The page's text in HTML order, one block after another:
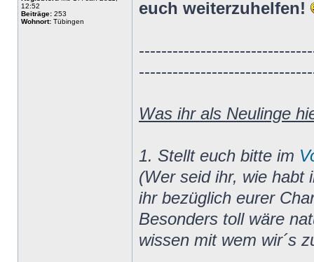
12:52
Beiträge: 253
Wohnort: Tübingen
euch weiterzuhelfen!
Was ihr als Neulinge
1. Stellt euch bitte im
(Wer seid ihr, wie habt
ihr bezüglich eurer
Besonders toll wäre
wissen mit wem wir´s